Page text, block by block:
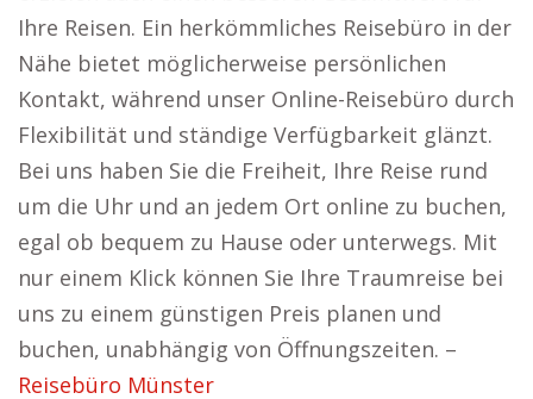
Ihre Reisen. Ein herkömmliches Reisebüro in der
Nähe bietet möglicherweise persönlichen
Kontakt, während unser Online-Reisebüro durch
Flexibilität und ständige Verfügbarkeit glänzt.
Bei uns haben Sie die Freiheit, Ihre Reise rund
um die Uhr und an jedem Ort online zu buchen,
egal ob bequem zu Hause oder unterwegs. Mit
nur einem Klick können Sie Ihre Traumreise bei
uns zu einem günstigen Preis planen und
buchen, unabhängig von Öffnungszeiten. –
Reisebüro Münster